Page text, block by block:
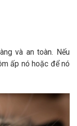
và an toàn. Nếu
ấp nó hoặc để nó